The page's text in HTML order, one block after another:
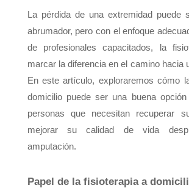
La pérdida de una extremidad puede
abrumador, pero con el enfoque
de profesionales capacitados, la
marcar la diferencia en el camino hacia
En este artículo, exploraremos cómo
domicilio puede ser una buena opción
personas que necesitan recuperar
mejorar su calidad de vida
amputación.
Papel de la fisioterapia a